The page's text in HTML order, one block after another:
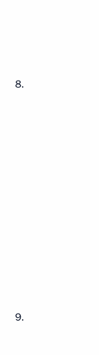
8.
9.